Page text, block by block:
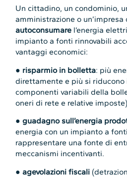
Un cittadino, un condominio,
amministrazione o un’impresa
autoconsumare l’energia
impianto a fonti rinnovabili
vantaggi economici:
● risparmio in bolletta: più
direttamente e più si riducono
componenti variabili della
oneri di rete e relative
● guadagno sull’energia
energia con un impianto a
rappresentare una fonte di
meccanismi incentivanti.
●agevolazioni fiscali